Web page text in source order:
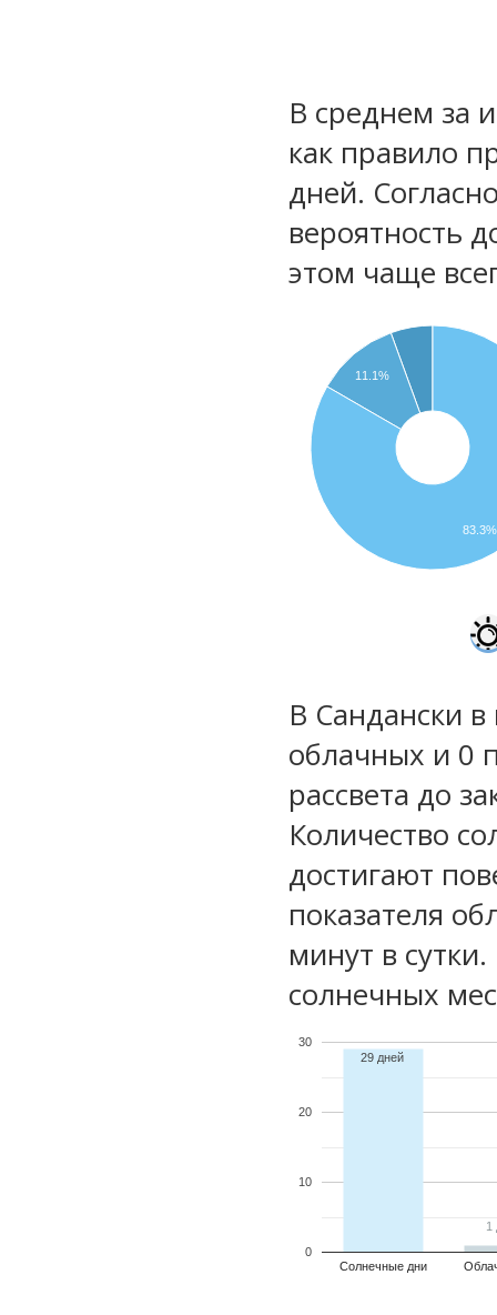
В среднем за
как правило
дней.
вероятность
этом чаще
11.1%
83.3%
В Сандански
облачных и 0
рассвета до
Количество
достигают
показателя
минут в
солнечных
Солнечные дни
0
10
20
30
29 дней
1
1